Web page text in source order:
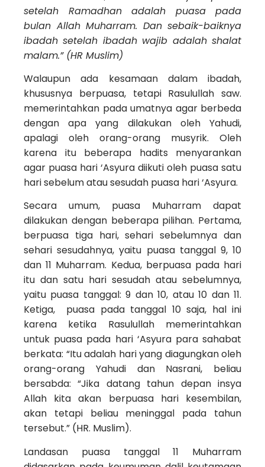
setelah Ramadhan adalah puasa pada
bulan Allah Muharram. Dan sebaik-baiknya
ibadah setelah ibadah wajib adalah shalat
malam.” (HR Muslim)
Walaupun ada kesamaan dalam ibadah,
khususnya berpuasa, tetapi Rasulullah saw.
memerintahkan pada umatnya agar berbeda
dengan apa yang dilakukan oleh Yahudi,
apalagi oleh orang-orang musyrik. Oleh
karena itu beberapa hadits menyarankan
agar puasa hari ‘Asyura diikuti oleh puasa satu
hari sebelum atau sesudah puasa hari ‘Asyura.
Secara umum, puasa Muharram dapat
dilakukan dengan beberapa pilihan. Pertama,
berpuasa tiga hari, sehari sebelumnya dan
sehari sesudahnya, yaitu puasa tanggal 9, 10
dan 11 Muharram. Kedua, berpuasa pada hari
itu dan satu hari sesudah atau sebelumnya,
yaitu puasa tanggal: 9 dan 10, atau 10 dan 11.
Ketiga, puasa pada tanggal 10 saja, hal ini
karena ketika Rasulullah memerintahkan
untuk puasa pada hari ‘Asyura para sahabat
berkata: “Itu adalah hari yang diagungkan oleh
orang-orang Yahudi dan Nasrani, beliau
bersabda: “Jika datang tahun depan insya
Allah kita akan berpuasa hari kesembilan,
akan tetapi beliau meninggal pada tahun
tersebut.” (HR. Muslim).
Landasan puasa tanggal 11 Muharram